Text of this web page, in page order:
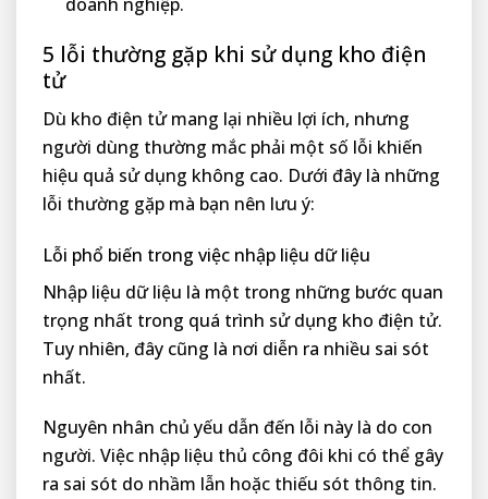
5 lỗi thường gặp khi sử dụng kho điện
tử
Dù kho điện tử mang lại nhiều lợi ích, nhưng
người dùng thường mắc phải một số lỗi khiến
hiệu quả sử dụng không cao. Dưới đây là những
lỗi thường gặp mà bạn nên lưu ý:
Lỗi phổ biến trong việc nhập liệu dữ liệu
Nhập liệu dữ liệu là một trong những bước quan
trọng nhất trong quá trình sử dụng kho điện tử.
Tuy nhiên, đây cũng là nơi diễn ra nhiều sai sót
nhất.
Nguyên nhân chủ yếu dẫn đến lỗi này là do con
người. Việc nhập liệu thủ công đôi khi có thể gây
ra sai sót do nhầm lẫn hoặc thiếu sót thông tin.